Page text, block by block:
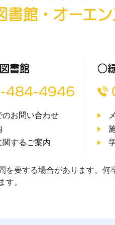
書館・オーエ
書館
484-4946
のお問い合わせ
関するご案内
○
要する場合があります。何
す。